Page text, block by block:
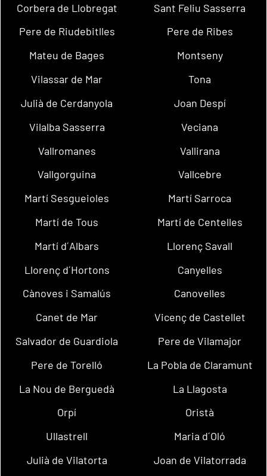
Corbera de Llobregat
Sant Feliu Sasserra
Pere de Riudebitlles
Pere de Ribes
Mateu de Bages
Montseny
Vilassar de Mar
Tona
Julià de Cerdanyola
Joan Despí
Vilalba Sasserra
Veciana
Vallromanes
Vallirana
Vallgorguina
Vallcebre
Martí Sesgueioles
Martí Sarroca
Martí de Tous
Martí de Centelles
Martí d´Albars
Llorenç Savall
Llorenç d´Hortons
Canyelles
Cànoves i Samalús
Canovelles
Canet de Mar
Vicenç de Castellet
Salvador de Guardiola
Pere de Vilamajor
Pere de Torelló
La Pobla de Claramunt
La Nou de Berguedà
La Llagosta
Orpí
Oristà
Ullastrell
Maria d´Oló
Julià de Vilatorta
Joan de Vilatorrada